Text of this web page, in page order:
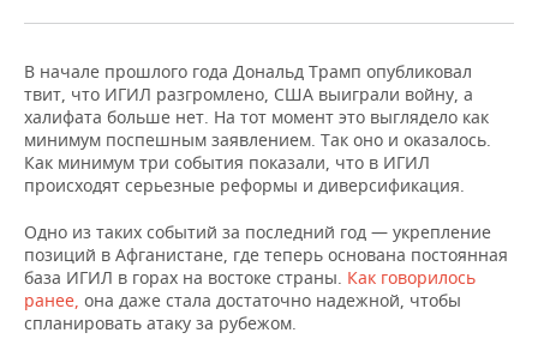
ОПК
ЭНЕРГЕТИКА
РОЗНИЧНАЯ ТОРГОВЛЯ
ТРАНСПОРТ
УСЛУГИ
НОВОСТИ ТЕХНОЛОГИЙ
IT
МЕДИА
ТЕЛЕКОММУНИКАЦИИ
МЕРОПРИЯТИЯ
НОВОСТИ МЕРОПРИЯТИЙ
ВЫЕЗДНАЯ РЕДАКЦИЯ
БИЗНЕС-БРАНЧИ
ONLINE-КОНФЕРЕНЦИИ
ОТКРЫТАЯ ЛЕКЦИЯ
СПОРТ
НОВОСТИ СПОРТА
ФУТБОЛ
ХОККЕЙ
БАСКЕТБОЛ
ОБЩЕСТВО
НОВОСТИ ОБЩЕСТВА
ВЛАСТЬ
ИНФРАСТРУКТУРА
ФОТОГАЛЕРЕЯ
СЮЖЕТЫ
СПРАВОЧНИК
В начале прошлого года Дональд Трамп опубликовал
твит, что ИГИЛ разгромлено, США выиграли войну, а
халифата больше нет. На тот момент это выглядело как
минимум поспешным заявлением. Так оно и оказалось.
Как минимум три события показали, что в ИГИЛ
происходят серьезные реформы и диверсификация.
Одно из таких событий за последний год — укрепление
позиций в Афганистане, где теперь основана постоянная
база ИГИЛ в горах на востоке страны. Как говорилось
ранее, она даже стала достаточно надежной, чтобы
спланировать атаку за рубежом.